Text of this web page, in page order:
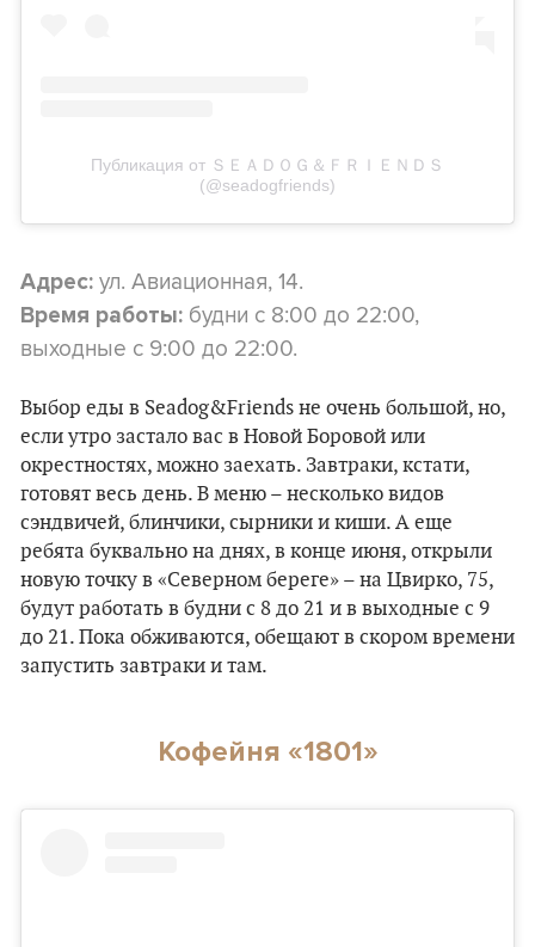
Публикация от ＳＥＡＤＯＧ＆ＦＲＩＥＮＤＳ
(@seadogfriends)
Адрес: ул. Авиационная, 14.
Время работы: будни с 8:00 до 22:00,
выходные с 9:00 до 22:00.
Выбор еды в Seadog&Friends не очень большой, но,
если утро застало вас в Новой Боровой или
окрестностях, можно заехать. Завтраки, кстати,
готовят весь день. В меню – несколько видов
сэндвичей, блинчики, сырники и киши. А еще
ребята буквально на днях, в конце июня, открыли
новую точку в «Северном береге» – на Цвирко, 75,
будут работать в будни с 8 до 21 и в выходные с 9
до 21. Пока обживаются, обещают в скором времени
запустить завтраки и там.
Кофейня «1801»